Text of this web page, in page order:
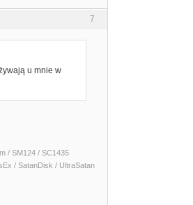
7
u mnie w
/ SM124 / SC1435
/ SatanDisk / UltraSatan